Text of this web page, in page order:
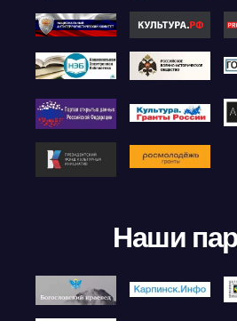
Наши